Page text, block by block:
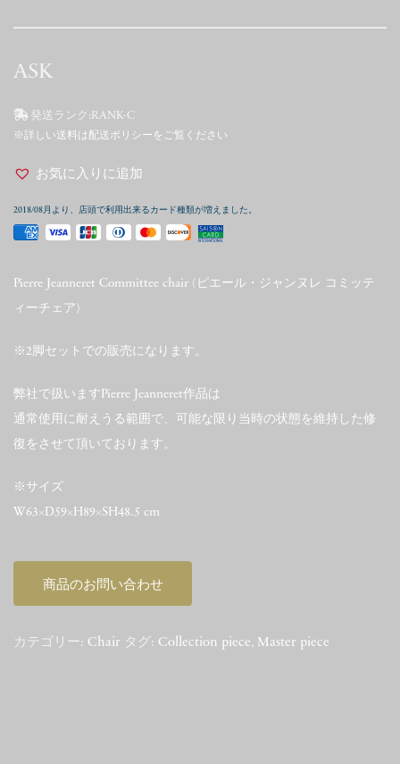
ASK
発送ランク: RANK-C
※詳しい送料は配送ポリシーをご覧ください
お気に入りに追加
2018/08月より、店頭で利用出来るカード種類が増えました。
Pierre Jeanneret Committee chair (ピエール・ジャンヌレ コミッテ
ィーチェア)
※2脚セットでの販売になります。
弊社で扱いますPierre Jeanneret作品は
通常使用に耐えうる範囲で、可能な限り当時の状態を維持した修
復をさせて頂いております。
※サイズ
W63×D59×H89×SH48.5 cm
商品のお問い合わせ
カテゴリー: Chair タグ: Collection piece, Master piece